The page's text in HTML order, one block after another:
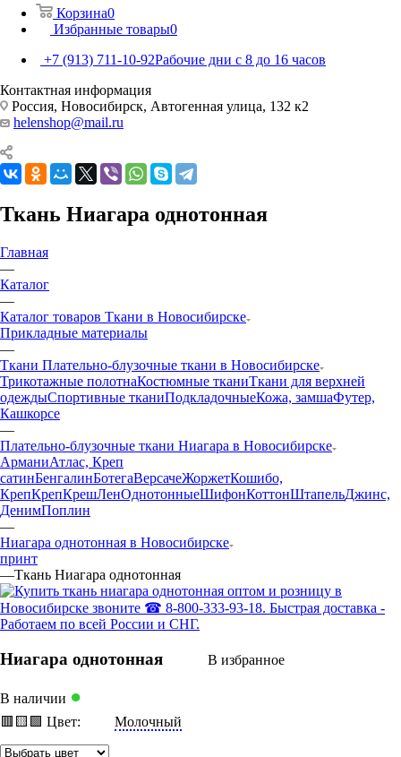
Корзина0
Избранные товары0
+7 (913) 711-10-92Рабочие дни с 8 до 16 часов
Контактная информация
Россия, Новосибирск, Автогенная улица, 132 к2
helenshop@mail.ru
Ткань Ниагара однотонная
Главная
—
Каталог
—
Каталог товаров Ткани в Новосибирске
Прикладные материалы
—
Ткани Плательно-блузочные ткани в Новосибирске
Трикотажные полотнаКостюмные тканиТкани для верхней
одеждыСпортивные тканиПодкладочныеКожа, замшаФутер,
Кашкорсе
—
Плательно-блузочные ткани Ниагара в Новосибирске
АрманиАтлас, Креп
сатинБенгалинБотегаВерсачеЖоржетКошибо,
КрепКрепКрешЛенОднотонныеШифонКоттонШтапельДжинс,
ДенимПоплин
—
Ниагара однотонная в Новосибирске
принт
—Ткань Ниагара однотонная
Ниагара однотонная В избранное
В наличии ●
🟥 🟨 🟩 Цвет: Молочный